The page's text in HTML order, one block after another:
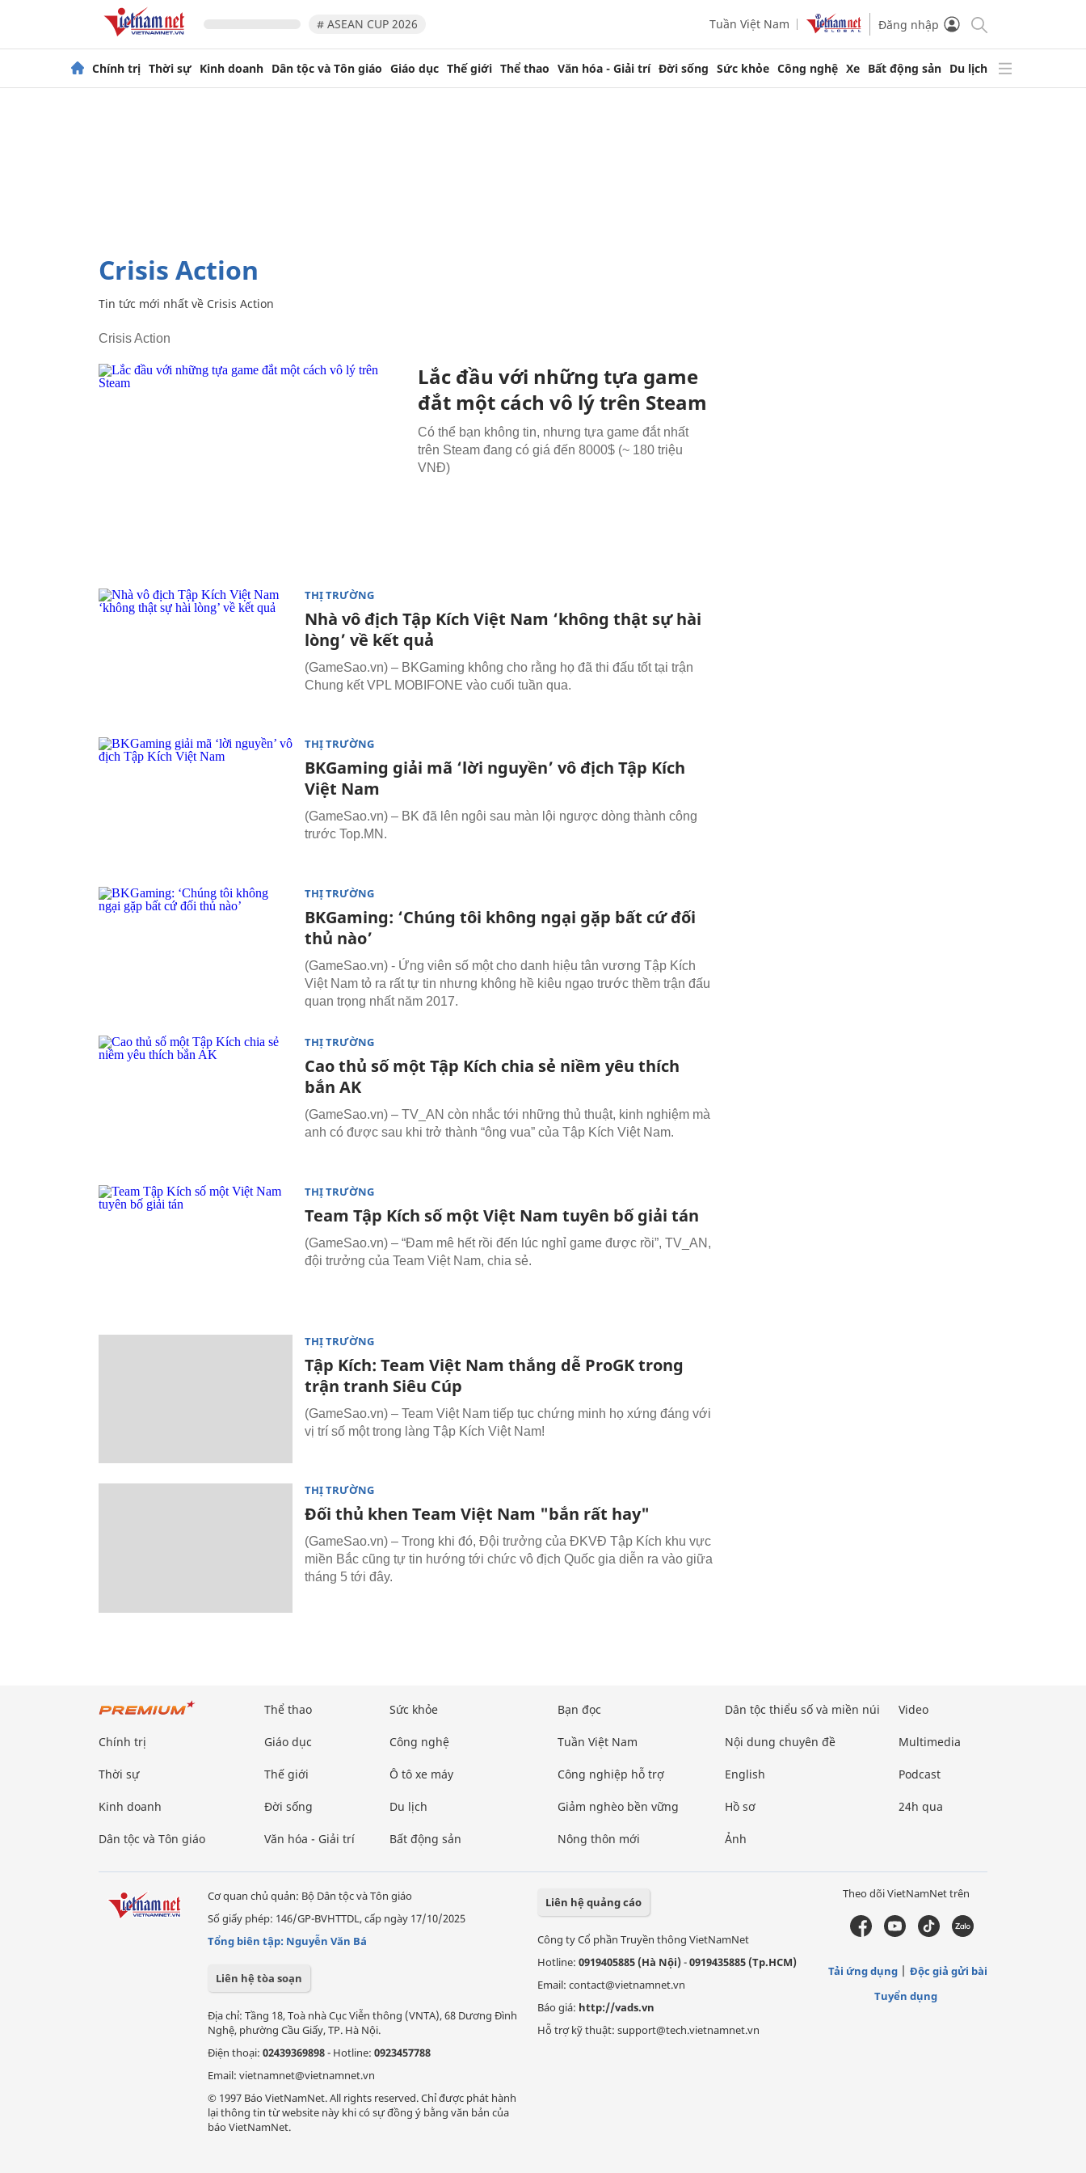
# ASEAN CUP 2026 Tuần Việt Nam Đăng nhập
Chính trị Thời sự Kinh doanh Dân tộc và Tôn giáo Giáo dục Thế giới Thể thao Văn hóa - Giải trí Đời sống Sức khỏe Công nghệ Xe Bất động sản Du lịch
Crisis Action
Tin tức mới nhất về Crisis Action
Crisis Action
Lắc đầu với những tựa game
đắt một cách vô lý trên Steam
Có thể bạn không tin, nhưng tựa game đắt nhất
trên Steam đang có giá đến 8000$ (~ 180 triệu
VNĐ)
THỊ TRƯỜNG
Nhà vô địch Tập Kích Việt Nam ‘không thật sự hài
lòng’ về kết quả
(GameSao.vn) – BKGaming không cho rằng họ đã thi đấu tốt tại trận
Chung kết VPL MOBIFONE vào cuối tuần qua.
THỊ TRƯỜNG
BKGaming giải mã ‘lời nguyền’ vô địch Tập Kích
Việt Nam
(GameSao.vn) – BK đã lên ngôi sau màn lội ngược dòng thành công
trước Top.MN.
THỊ TRƯỜNG
BKGaming: ‘Chúng tôi không ngại gặp bất cứ đối
thủ nào’
(GameSao.vn) - Ứng viên số một cho danh hiệu tân vương Tập Kích
Việt Nam tỏ ra rất tự tin nhưng không hề kiêu ngạo trước thềm trận đấu
quan trọng nhất năm 2017.
THỊ TRƯỜNG
Cao thủ số một Tập Kích chia sẻ niềm yêu thích
bắn AK
(GameSao.vn) – TV_AN còn nhắc tới những thủ thuật, kinh nghiệm mà
anh có được sau khi trở thành “ông vua” của Tập Kích Việt Nam.
THỊ TRƯỜNG
Team Tập Kích số một Việt Nam tuyên bố giải tán
(GameSao.vn) – “Đam mê hết rồi đến lúc nghỉ game được rồi”, TV_AN,
đội trưởng của Team Việt Nam, chia sẻ.
THỊ TRƯỜNG
Tập Kích: Team Việt Nam thắng dễ ProGK trong
trận tranh Siêu Cúp
(GameSao.vn) – Team Việt Nam tiếp tục chứng minh họ xứng đáng với
vị trí số một trong làng Tập Kích Việt Nam!
THỊ TRƯỜNG
Đối thủ khen Team Việt Nam "bắn rất hay"
(GameSao.vn) – Trong khi đó, Đội trưởng của ĐKVĐ Tập Kích khu vực
miền Bắc cũng tự tin hướng tới chức vô địch Quốc gia diễn ra vào giữa
tháng 5 tới đây.
Chính trị
Thời sự
Kinh doanh
Dân tộc và Tôn giáo
Thể thao
Giáo dục
Thế giới
Đời sống
Văn hóa - Giải trí
Sức khỏe
Công nghệ
Ô tô xe máy
Du lịch
Bất động sản
Bạn đọc
Tuần Việt Nam
Công nghiệp hỗ trợ
Giảm nghèo bền vững
Nông thôn mới
Dân tộc thiểu số và miền núi
Nội dung chuyên đề
English
Hồ sơ
Ảnh
Video
Multimedia
Podcast
24h qua
Cơ quan chủ quản: Bộ Dân tộc và Tôn giáo
Số giấy phép: 146/GP-BVHTTDL, cấp ngày 17/10/2025
Tổng biên tập: Nguyễn Văn Bá
Liên hệ tòa soạn
Địa chỉ: Tầng 18, Toà nhà Cục Viễn thông (VNTA), 68 Dương Đình
Nghệ, phường Cầu Giấy, TP. Hà Nội.
Điện thoại: 02439369898- Hotline: 0923457788
Email: vietnamnet@vietnamnet.vn
© 1997 Báo VietNamNet. All rights reserved. Chỉ được phát hành
lại thông tin từ website này khi có sự đồng ý bằng văn bản của
báo VietNamNet.
Liên hệ quảng cáo
Công ty Cổ phần Truyền thông VietNamNet
Hotline: 0919405885 (Hà Nội)-0919435885 (Tp.HCM)
Email: contact@vietnamnet.vn
Báo giá: http://vads.vn
Hỗ trợ kỹ thuật: support@tech.vietnamnet.vn
Theo dõi VietNamNet trên
Tải ứng dụng
Độc giả gửi bài
Tuyển dụng